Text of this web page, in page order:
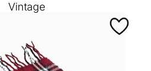
Vintage